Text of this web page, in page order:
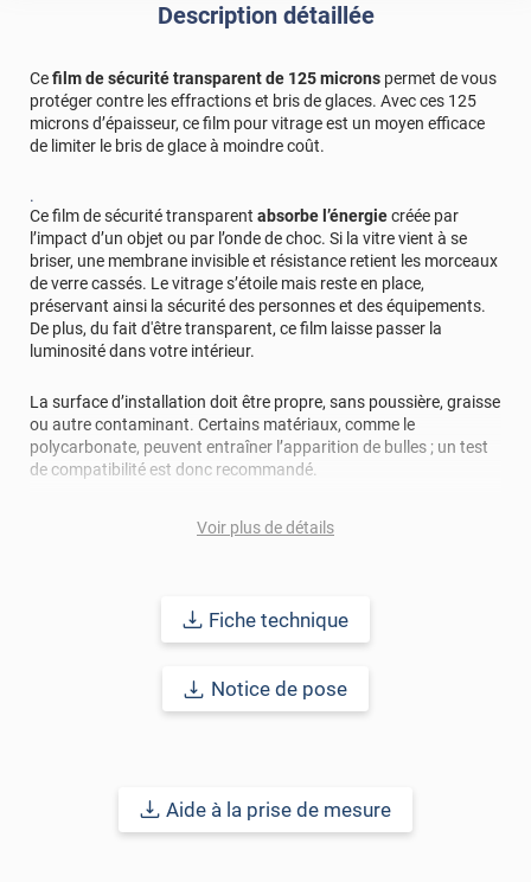
classiques. Cela rend la pose un peu plus difficile. Si
que de la poussière est restée sur le vitrage avant la
pose. Il est donc essentiel de bien nettoyer le vitrage
avant l'application. Cordialement, L'équipe Luminis
Films
Description détaillée
Cefilm de sécurité transparent de 125 microns permet de vous
protéger contre les effractions et bris de glaces. Avec ces 125
microns d’épaisseur, ce film pour vitrage est un moyen efficace
de limiter le bris de glace à moindre coût.
.
Ce film de sécurité transparent absorbe l’énergiecréée par
l’impact d’un objet ou par l’onde de choc. Si la vitre vient à se
briser, une membrane invisible et résistance retient les morceaux
de verre cassés. Le vitrage s’étoile mais reste en place,
préservant ainsi la sécurité des personnes et des équipements.
De plus, du fait d'être transparent, ce film laisse passer la
luminosité dans votre intérieur.
La surface d’installation doit être propre, sans poussière, graisse
ou autre contaminant. Certains matériaux, comme le
polycarbonate, peuvent entraîner l’apparition de bulles ; un test
de compatibilité est donc recommandé.
pour une application verticale en extérieur
sujet au climat d'Europe Centrale.
Voir plus de détails
Fiche technique
Notice de pose
Aide à la prise de mesure